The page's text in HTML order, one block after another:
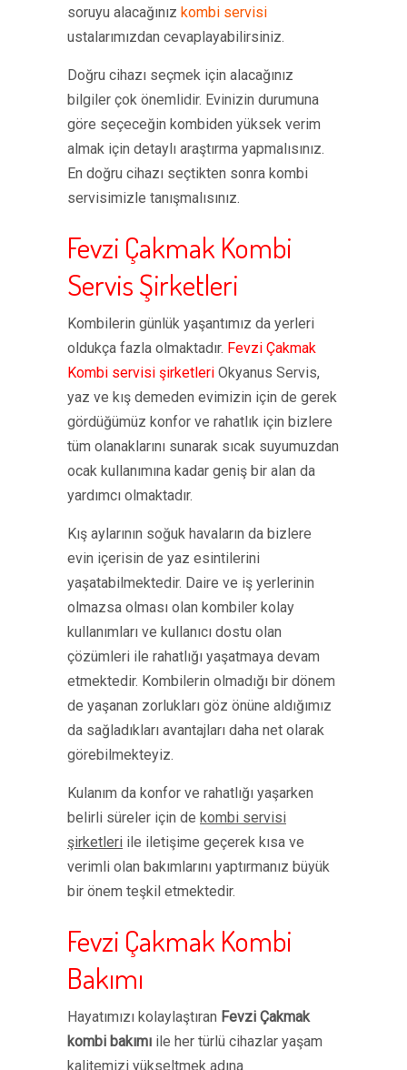
soruyu alacağınız kombi servisi
ustalarımızdan cevaplayabilirsiniz.
Doğru cihazı seçmek için alacağınız
bilgiler çok önemlidir. Evinizin durumuna
göre seçeceğin kombiden yüksek verim
almak için detaylı araştırma yapmalısınız.
En doğru cihazı seçtikten sonra kombi
servisimizle tanışmalısınız.
Fevzi Çakmak Kombi
Servis Şirketleri
Kombilerin günlük yaşantımız da yerleri
oldukça fazla olmaktadır. Fevzi Çakmak
Kombi servisi şirketleri Okyanus Servis,
yaz ve kış demeden evimizin için de gerek
gördüğümüz konfor ve rahatlık için bizlere
tüm olanaklarını sunarak sıcak suyumuzdan
ocak kullanımına kadar geniş bir alan da
yardımcı olmaktadır.
Kış aylarının soğuk havaların da bizlere
evin içerisin de yaz esintilerini
yaşatabilmektedir. Daire ve iş yerlerinin
olmazsa olması olan kombiler kolay
kullanımları ve kullanıcı dostu olan
çözümleri ile rahatlığı yaşatmaya devam
etmektedir. Kombilerin olmadığı bir dönem
de yaşanan zorlukları göz önüne aldığımız
da sağladıkları avantajları daha net olarak
görebilmekteyiz.
Kulanım da konfor ve rahatlığı yaşarken
belirli süreler için de kombi servisi
şirketleri ile iletişime geçerek kısa ve
verimli olan bakımlarını yaptırmanız büyük
bir önem teşkil etmektedir.
Fevzi Çakmak Kombi
Bakımı
Hayatımızı kolaylaştıran Fevzi Çakmak
kombi bakımı ile her türlü cihazlar yaşam
kalitemizi yükseltmek adına